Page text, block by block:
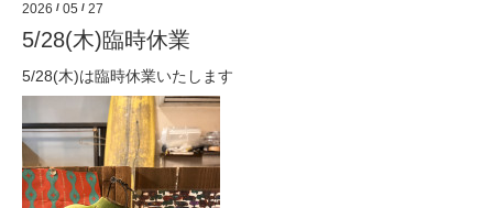
2026 / 05 / 27
5/28(木)臨時休業
5/28(木)は臨時休業いたします